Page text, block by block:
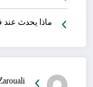
ماذا يحدث